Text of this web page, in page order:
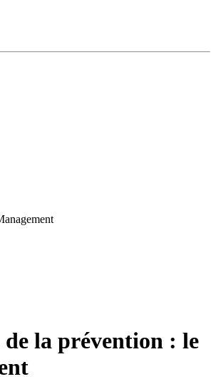
la prévention : le